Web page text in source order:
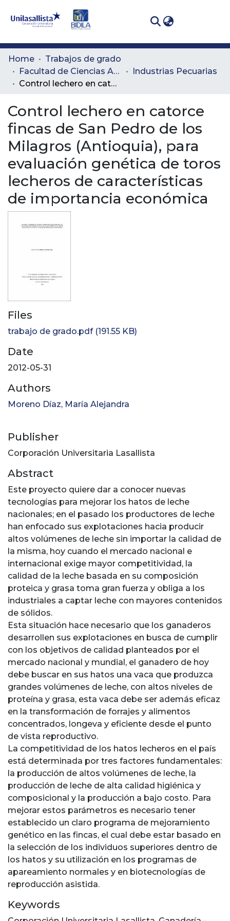
Communities
& Collections
Statistics
Home
Trabajos de grado
Facultad de Ciencias Administrativas y Agropecuarias
Industrias Pecuarias
Control lechero en catorce fincas de San Pedro de los Milagros (Antioquia), para evaluación genética de toros lecheros de características de importancia económica
Control lechero en catorce
fincas de San Pedro de los
Milagros (Antioquia), para
evaluación genética de toros
lecheros de características
de importancia económica
Files
trabajo de grado.pdf(191.55 KB)
Date
2012-05-31
Authors
Moreno Díaz, María Alejandra
Publisher
Corporación Universitaria Lasallista
Abstract
Este proyecto quiere dar a conocer nuevas
tecnologías para mejorar los hatos de leche
nacionales; en el pasado los productores de leche
han enfocado sus explotaciones hacia producir
altos volúmenes de leche sin importar la calidad de
la misma, hoy cuando el mercado nacional e
internacional exige mayor competitividad, la
calidad de la leche basada en su composición
proteica y grasa toma gran fuerza y obliga a los
industriales a captar leche con mayores contenidos
de sólidos.
Esta situación hace necesario que los ganaderos
desarrollen sus explotaciones en busca de cumplir
con los objetivos de calidad planteados por el
mercado nacional y mundial, el ganadero de hoy
debe buscar en sus hatos una vaca que produzca
grandes volúmenes de leche, con altos niveles de
proteína y grasa, esta vaca debe ser además eficaz
en la transformación de forrajes y alimentos
concentrados, longeva y eficiente desde el punto
de vista reproductivo.
La competitividad de los hatos lecheros en el país
está determinada por tres factores fundamentales:
la producción de altos volúmenes de leche, la
producción de leche de alta calidad higiénica y
composicional y la producción a bajo costo. Para
mejorar estos parámetros es necesario tener
establecido un claro programa de mejoramiento
genético en las fincas, el cual debe estar basado en
la selección de los individuos superiores dentro de
los hatos y su utilización en los programas de
apareamiento normales y en biotecnologías de
reproducción asistida.
Keywords